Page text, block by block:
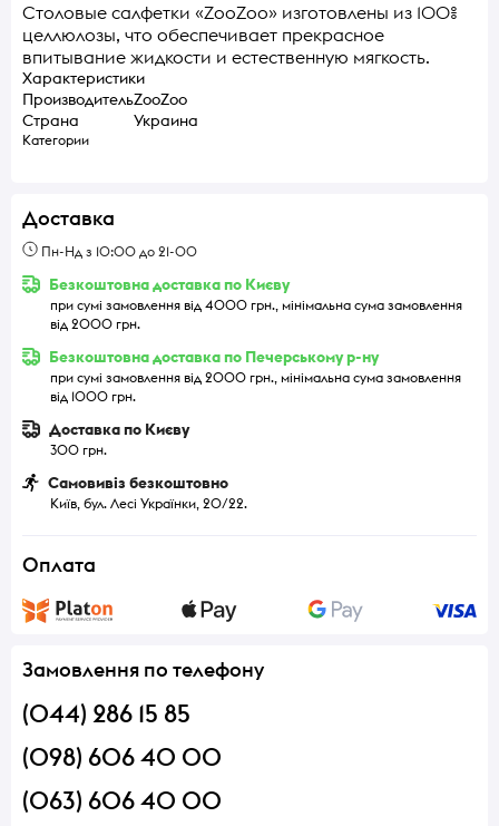
Столовые салфетки «ZooZoo» изготовлены из 100%
целлюлозы, что обеспечивает прекрасное
впитывание жидкости и естественную мягкость.
Характеристики
ПроизводительZooZoo
Страна
Украина
Категории
Доставка
Пн-Нд з 10:00 до 21-00
Безкоштовна доставка по Києву
при сумі замовлення від 4000 грн., мінімальна сума замовлення
від 2000 грн.
Безкоштовна доставка по Печерському р-ну
при сумі замовлення від 2000 грн., мінімальна сума замовлення
від 1000 грн.
Доставка по Києву
300 грн.
Самовивіз безкоштовно
Київ, бул. Лесі Українки, 20/22.
Оплата
Замовлення по телефону
(044) 286 15 85
(098) 606 40 00
(063) 606 40 00